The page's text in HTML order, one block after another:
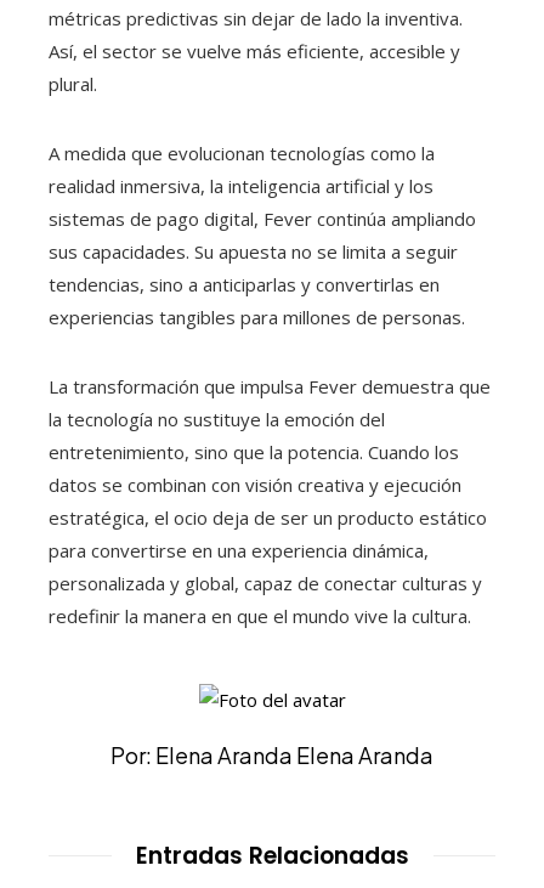
métricas predictivas sin dejar de lado la inventiva.
Así, el sector se vuelve más eficiente, accesible y
plural.
A medida que evolucionan tecnologías como la
realidad inmersiva, la inteligencia artificial y los
sistemas de pago digital, Fever continúa ampliando
sus capacidades. Su apuesta no se limita a seguir
tendencias, sino a anticiparlas y convertirlas en
experiencias tangibles para millones de personas.
La transformación que impulsa Fever demuestra que
la tecnología no sustituye la emoción del
entretenimiento, sino que la potencia. Cuando los
datos se combinan con visión creativa y ejecución
estratégica, el ocio deja de ser un producto estático
para convertirse en una experiencia dinámica,
personalizada y global, capaz de conectar culturas y
redefinir la manera en que el mundo vive la cultura.
Por: Elena Aranda Elena Aranda
Entradas Relacionadas